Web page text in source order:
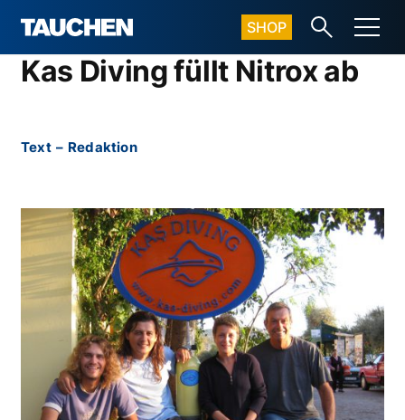
SHOP
Kas Diving füllt Nitrox ab
Text – Redaktion